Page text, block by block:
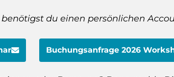
du einen persönlichen
Buchungsanfrage 2026